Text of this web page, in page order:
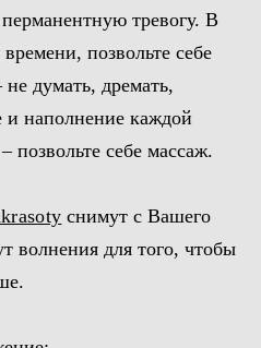
тревогу. В
позвольте себе
думать, дремать,
и наполнение каждой
позвольте себе массаж.
снимут с Вашего
волнения для того, чтобы